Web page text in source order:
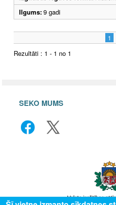
Ilgums:9 gadi
1
Rezultāti : 1 - 1 no 1
SEKO MUMS